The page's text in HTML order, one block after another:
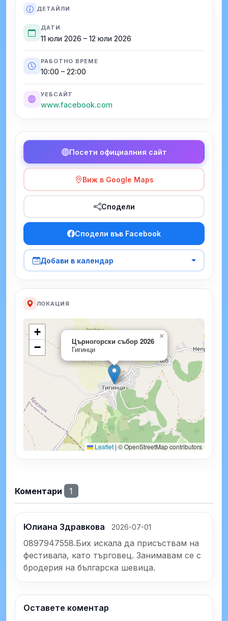
ДЕТАЙЛИ
ДАТИ
11 юли 2026 – 12 юли 2026
РАБОТНО ВРЕМЕ
10:00 – 22:00
УЕБСАЙТ
www.facebook.com
Посети официалния сайт
Виж в Google Maps
Сподели
Сподели във Facebook
Добави в календар
ЛОКАЦИЯ
Църногорски събор 2026
Гигинци
×
+
−
Leaflet | © OpenStreetMap contributors
Коментари 1
Юлиана Здравкова 2026-07-01
0897947558.Бих искала да присъствам на
фестивала, като търговец. Занимавам се с
бродерия на българска шевица.
Оставете коментар